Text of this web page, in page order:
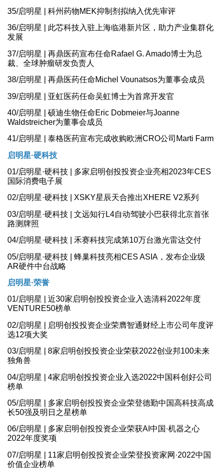
35/启明星 | 科州药物MEK抑制剂拟纳入优先审评
36/启明星 | 此芯科技入驻上海临港新片区，助力产业集群化
发展
37/启明星 | 再鼎医药宣布任命Rafael G. Amado博士为总
裁、全球肿瘤研发负责人
38/启明星 | 再鼎医药任命Michel Vounatsos为董事会成员
39/启明星 | 亚虹医药任命吴虹博士为首席开发官
40/启明星 | 硕迪生物任命Eric Dobmeier与Joanne
Waldstreicher为董事会成员
41/启明星 | 泰格医药宣布完成收购欧洲CRO公司Marti Farm
启明星·硬科技
01/启明星·硬科技 | 多家启明创投投资企业亮相2023年CES
国际消费电子展
02/启明星·硬科技 | XSKY星辰天合推出XHERE V2系列
03/启明星·硬科技 | 文远知行L4自动驾驶小巴获得北京首张
路测牌照
04/启明星·硬科技 | 禾赛科技完成第10万台激光雷达交付
05/启明星·硬科技 | 蜂巢科技亮相CES ASIA，发布企业级
AR硬件中台战略
启明星·荣誉
01/启明星 | 近30家启明创投投资企业入选清科2022年度
VENTURE50榜单
02/启明星 | 启明创投投资企业荣膺智通财经上市公司年度评
选12项大奖
03/启明星 | 8家启明创投投资企业荣获2022创业邦100未来
独角兽
04/启明星 | 4家启明创投投资企业入选2022中国科创好公司
榜单
05/启明星 | 多家启明创投投资企业荣登德勤中国高科技高成
长50强及明日之星榜单
06/启明星 | 多家启明创投投资企业荣获AI中国·机器之心
2022年度奖项
07/启明星 | 11家启明创投投资企业荣登投资家网·2022中国
价值企业榜单